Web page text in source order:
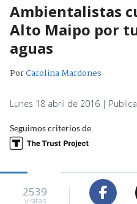
Ambientalistas
Alto Maipo por
aguas
PorCarolina Mardones
Lunes 18 abril de 2016 |
Seguimos criterios de
2539
visitas